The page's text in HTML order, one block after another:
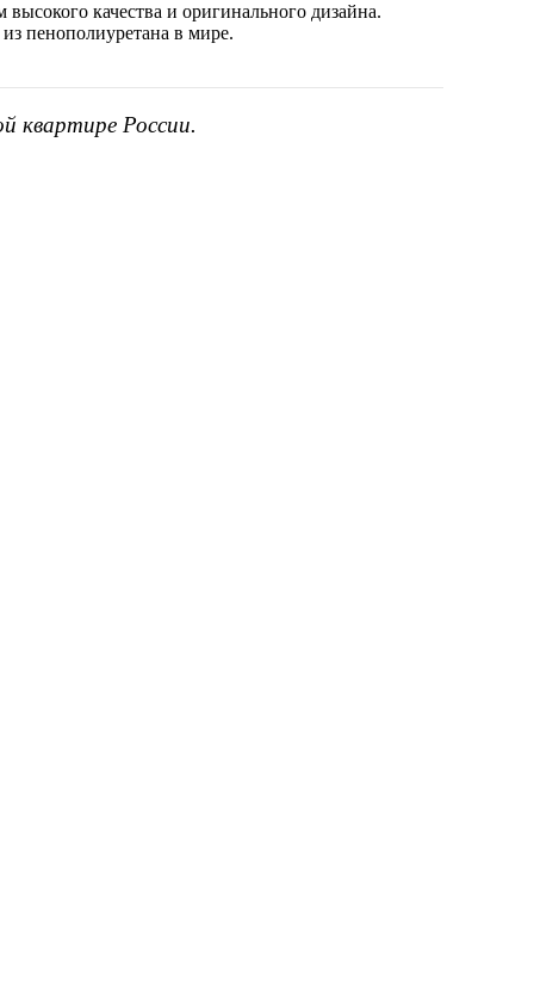
качества и оригинального дизайна.
пенополиуретана в мире.
квартире России.